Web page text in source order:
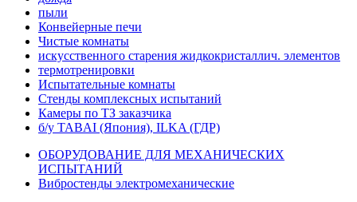
пыли
Конвейерные печи
Чистые комнаты
искусственного старения жидкокристаллич. элементов
термотренировки
Испытательные комнаты
Стенды комплексных испытаний
Камеры по ТЗ заказчика
б/у TABAI (Япония), ILKA (ГДР)
ОБОРУДОВАНИЕ ДЛЯ МЕХАНИЧЕСКИХ
ИСПЫТАНИЙ
Вибростенды электромеханические